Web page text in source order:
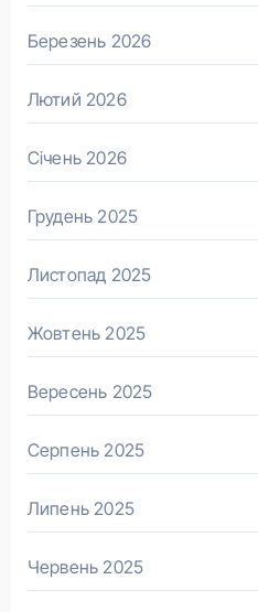
Березень 2026
Лютий 2026
Січень 2026
Грудень 2025
Листопад 2025
Жовтень 2025
Вересень 2025
Серпень 2025
Липень 2025
Червень 2025